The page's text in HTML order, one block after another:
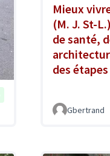
Mieux
(M. J. St-
de santé,
des
Gbertrand